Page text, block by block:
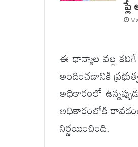
ఈ ధాన్యాల వల్ల
అందించడానికి
అధికారంలో
అధికారంలోకి
నిర్ణయించింది.